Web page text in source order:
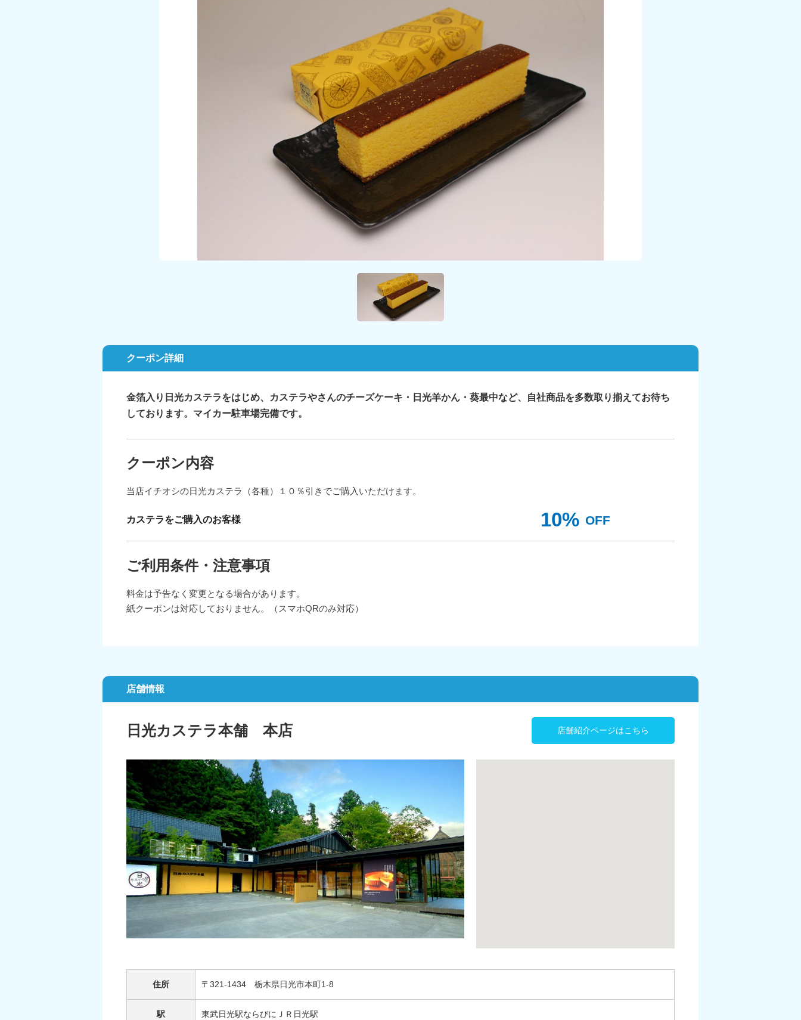
クーポン詳細
金箔入り日光カステラをはじめ、カステラやさんのチーズケーキ・日光羊かん・葵最中など、自社商品を多数取り揃えてお待ち
しております。マイカー駐車場完備です。
クーポン内容
当店イチオシの日光カステラ（各種）１０％引きでご購入いただけます。
カステラをご購入のお客様 10% OFF
ご利用条件・注意事項
料金は予告なく変更となる場合があります。
紙クーポンは対応しておりません。（スマホQRのみ対応）
店舗情報
日光カステラ本舗 本店 店舗紹介ページはこちら
住所 〒321-1434 栃木県日光市本町1-8
駅 東武日光駅ならびにＪＲ日光駅